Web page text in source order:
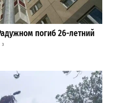
погиб 26-летний
3